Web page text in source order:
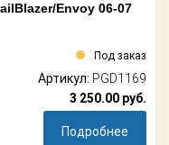
Envoy 06-07
Под заказ
Артикул: PGD1169
3 250.00 руб.
Подробнее